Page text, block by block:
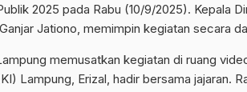
2025 pada Rabu (10/9/2025). Kepala
Jationo, memimpin kegiatan secara
memusatkan kegiatan di ruang
Lampung, Erizal, hadir bersama jajaran.